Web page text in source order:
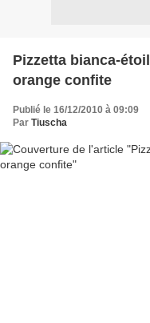
Pizzetta bianca-
orange confite
Publié le 16/12/2010 à 09:09
Par Tiuscha